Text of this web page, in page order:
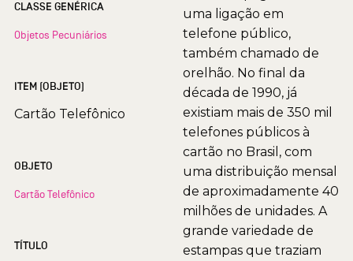
CLASSE GENÉRICA
Objetos Pecuniários
ITEM (OBJETO)
Cartão Telefônico
OBJETO
Cartão Telefônico
TÍTULO
uma ligação em
telefone público,
também chamado de
orelhão. No final da
década de 1990, já
existiam mais de 350 mil
telefones públicos à
cartão no Brasil, com
uma distribuição mensal
de aproximadamente 40
milhões de unidades. A
grande variedade de
estampas que traziam